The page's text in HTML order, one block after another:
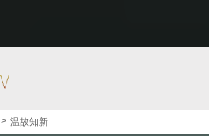
> 温故知新